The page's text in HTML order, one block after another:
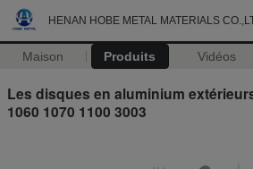
HENAN HOBE METAL MATERIALS
Maison Produits Vidéos
Les disques en aluminium
1060 1070 1100 3003